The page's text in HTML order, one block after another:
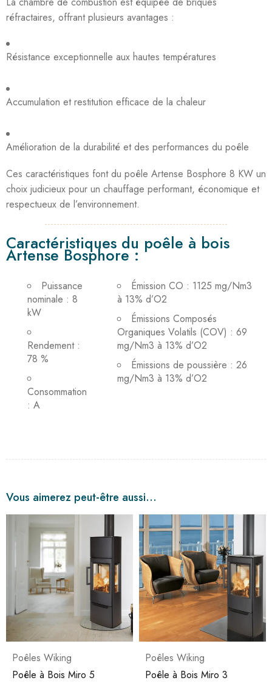
réfractaires, offrant plusieurs avantages :
Résistance exceptionnelle aux hautes températures
Accumulation et restitution efficace de la chaleur
Amélioration de la durabilité et des performances du poêle
Ces caractéristiques font du poêle Artense Bosphore 8 KW un
choix judicieux pour un chauffage performant, économique et
respectueux de l’environnement.
Caractéristiques du poêle à bois
Artense Bosphore :
Puissance
nominale : 8
kW
Rendement :
78 %
Consommation
: A
Émission CO : 1125 mg/Nm3
à 13% d’O2
Émissions Composés
Organiques Volatils (COV) : 69
mg/Nm3 à 13% d’O2
Émissions de poussière : 26
mg/Nm3 à 13% d’O2
Vous aimerez peut-être aussi…
Poêles Wiking
Poêle à Bois Miro 5
Poêles Wiking
Poêle à Bois Miro 3